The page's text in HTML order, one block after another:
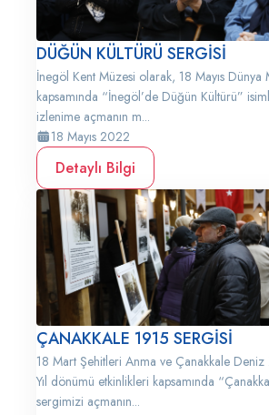
DÜĞÜN KÜLTÜRÜ SERGİSİ
İnegöl Kent Müzesi olarak, 18 Mayıs
kapsamında “İnegöl’de Düğün Kültürü”
izlenime açmanın m...
18 Mayıs 2022
Detaylı Bilgi
ÇANAKKALE 1915 SERGİSİ
18 Mart Şehitleri Anma ve Çanakkale Deniz
Yıl dönümü etkinlikleri kapsamında
sergimizi açmanın...